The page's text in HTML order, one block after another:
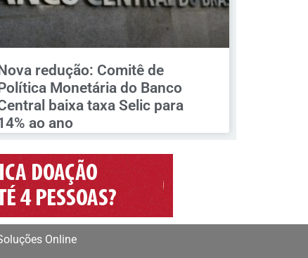
redução: Comitê de
Monetária do Banco
baixa taxa Selic para
ao ano
Online